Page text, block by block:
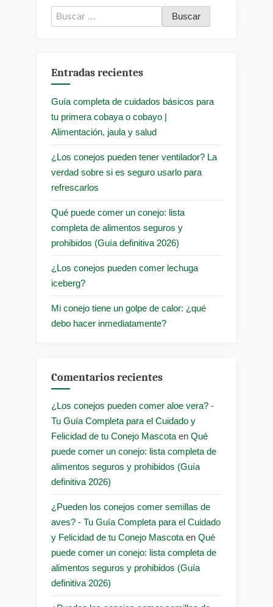
Buscar:
Entradas recientes
Guía completa de cuidados básicos para
tu primera cobaya o cobayo |
Alimentación, jaula y salud
¿Los conejos pueden tener ventilador? La
verdad sobre si es seguro usarlo para
refrescarlos
Qué puede comer un conejo: lista
completa de alimentos seguros y
prohibidos (Guía definitiva 2026)
¿Los conejos pueden comer lechuga
iceberg?
Mi conejo tiene un golpe de calor: ¿qué
debo hacer inmediatamente?
Comentarios recientes
¿Los conejos pueden comer aloe vera? -
Tu Guía Completa para el Cuidado y
Felicidad de tu Conejo Mascota en Qué
puede comer un conejo: lista completa de
alimentos seguros y prohibidos (Guía
definitiva 2026)
¿Pueden los conejos comer semillas de
aves? - Tu Guía Completa para el Cuidado
y Felicidad de tu Conejo Mascota en Qué
puede comer un conejo: lista completa de
alimentos seguros y prohibidos (Guía
definitiva 2026)